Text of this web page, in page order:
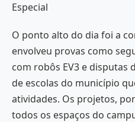
Especial
O ponto alto do dia foi a
envolveu provas como
com robôs EV3 e disputas
de escolas do município
atividades. Os projetos,
todos os espaços do